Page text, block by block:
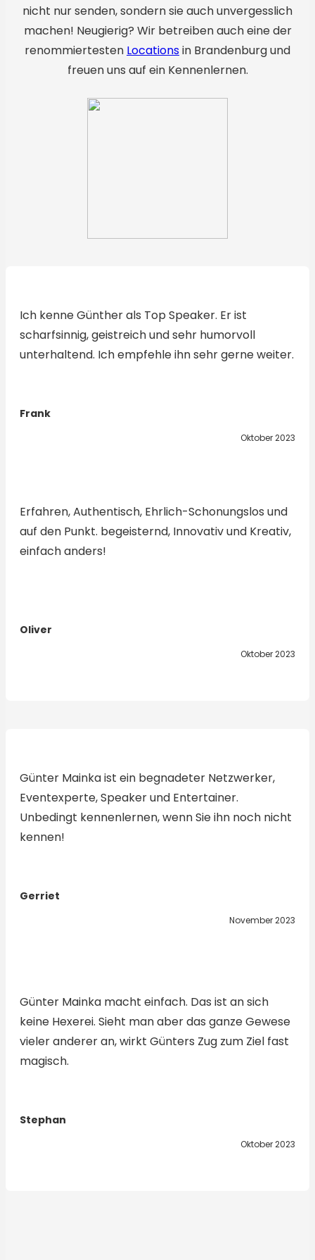
nicht nur senden, sondern sie auch unvergesslich
machen! Neugierig? Wir betreiben auch eine der
renommiertesten Locationsin Brandenburg und
freuen uns auf ein Kennenlernen.
Ich kenne Günther als Top Speaker. Er ist
scharfsinnig, geistreich und sehr humorvoll
unterhaltend. Ich empfehle ihn sehr gerne weiter.
Frank
Oktober 2023
Erfahren, Authentisch, Ehrlich-Schonungslos und
auf den Punkt. begeisternd, Innovativ und Kreativ,
einfach anders!
Oliver
Oktober 2023
Günter Mainka ist ein begnadeter Netzwerker,
Eventexperte, Speaker und Entertainer.
Unbedingt kennenlernen, wenn Sie ihn noch nicht
kennen!
Gerriet
November 2023
Günter Mainka macht einfach. Das ist an sich
keine Hexerei. Sieht man aber das ganze Gewese
vieler anderer an, wirkt Günters Zug zum Ziel fast
magisch.
Stephan
Oktober 2023